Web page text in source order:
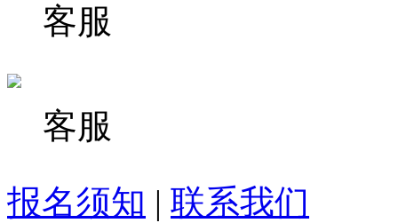
客服
客服
报名须知 | 联系我们